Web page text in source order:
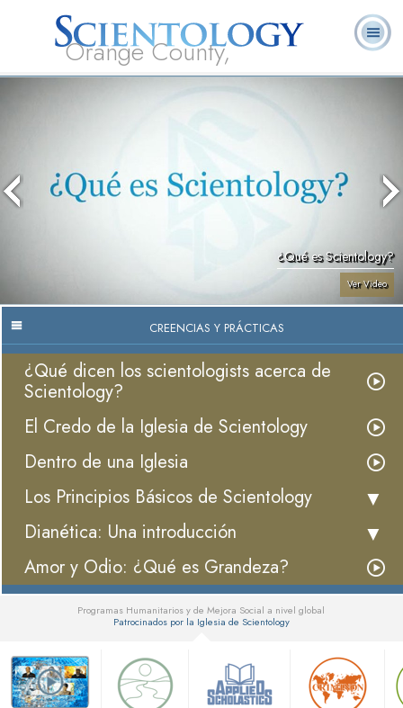
Orange County,
CA
¿Qué es Scientology?
Ver Video
CREENCIAS Y PRÁCTICAS
¿Qué dicen los scientologists acerca de
Scientology?
El Credo de la Iglesia de Scientology
Dentro de una Iglesia
Los Principios Básicos de Scientology
Dianética: Una introducción
Amor y Odio: ¿Qué es Grandeza?
Programas Humanitarios y de Mejora Social a nivel global
Patrocinados por la Iglesia de Scientology